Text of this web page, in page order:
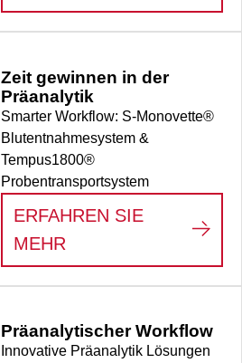
Zeit gewinnen in der
Präanalytik
Smarter Workflow: S-Monovette®
Blutentnahmesystem &
Tempus1800®
Probentransportsystem
ERFAHREN SIE
MEHR
ZEIT GEWINNEN
Präanalytischer Workflow
Innovative Präanalytik Lösungen